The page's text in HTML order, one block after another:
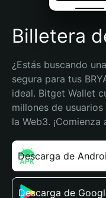
Billetera
¿Estás buscando
segura para tus
ideal. Bitget Wallet
millones de
la Web3. ¡Comienza
Descarga de
Descarga de